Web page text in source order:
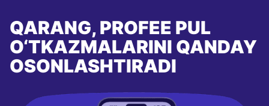
QARANG, PROFEE PUL
O‘TKAZMALARINI QANDAY
OSONLASHTIRADI